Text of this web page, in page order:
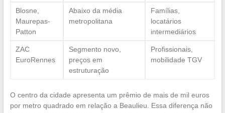
Blosne,
Maurepas-
Patton
Abaixo da média
metropolitana
Famílias,
locatários
intermediários
ZAC
EuroRennes
Segmento novo,
preços em
estruturação
Profissionais,
mobilidade TGV
O centro da cidade apresenta um prêmio de mais de mil euros
por metro quadrado em relação a Beaulieu. Essa diferença não